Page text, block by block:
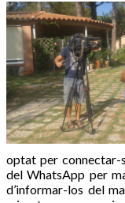
optat per connectar-
del WhatsApp per
d’informar-los del